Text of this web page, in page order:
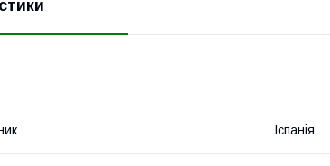
Іспанія